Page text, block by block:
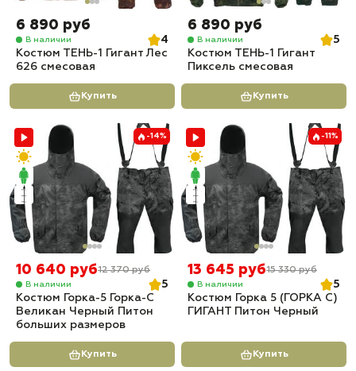
6 890 руб
В наличии
4
Костюм ТЕНЬ-1 Гигант Лес
626 смесовая
Купить
6 890 руб
В наличии
5
Костюм ТЕНЬ-1 Гигант
Пиксель смесовая
Купить
-14%
10 640 руб12 370 руб
В наличии
5
Костюм Горка-5 Горка-С
Великан Черный Питон
больших размеров
Купить
-11%
13 645 руб15 330 руб
В наличии
5
Костюм Горка 5 (ГОРКА С)
ГИГАНТ Питон Черный
Купить